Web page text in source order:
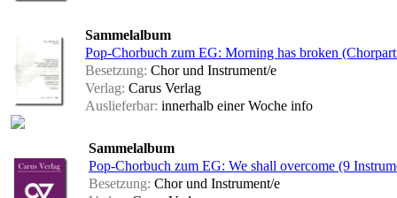
Sammelalbum
Pop-Chorbuch zum EG: Morning has broken
Besetzung: Chor und Instrument/e
Verlag: Carus Verlag
Auslieferbar: innerhalb einer Woche info
Sammelalbum
Pop-Chorbuch zum EG: We shall overcome (9
Besetzung: Chor und Instrument/e